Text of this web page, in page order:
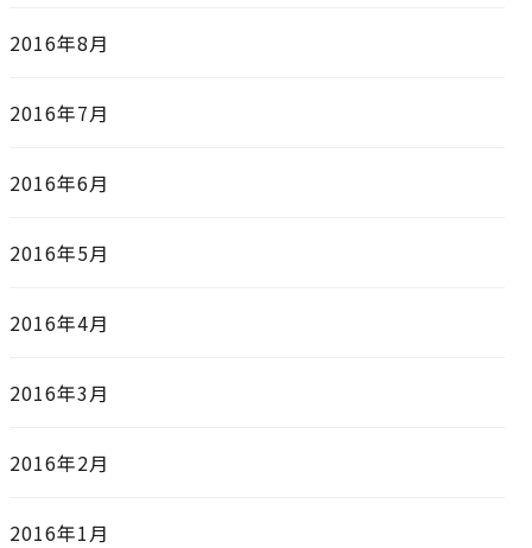
2016年8月
2016年7月
2016年6月
2016年5月
2016年4月
2016年3月
2016年2月
2016年1月